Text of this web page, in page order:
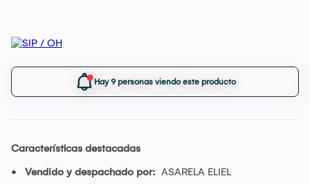
Hay 9 personas viendo este producto
Características destacadas
Vendido y despachado por: ASARELA ELIEL